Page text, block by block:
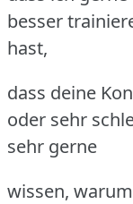
besser
hast,
dass deine
oder sehr
sehr gerne
wissen,